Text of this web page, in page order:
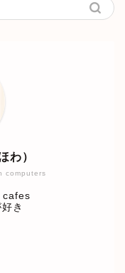
computers
わ）
き